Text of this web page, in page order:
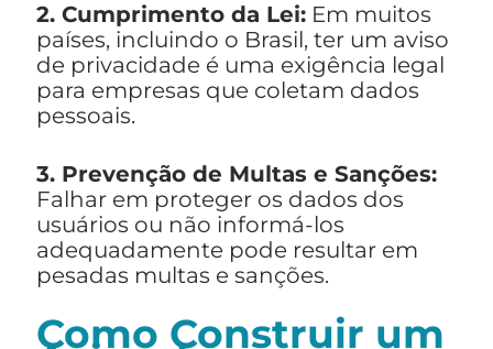
2. Cumprimento da Lei: Em muitos
países, incluindo o Brasil, ter um aviso
de privacidade é uma exigência legal
para empresas que coletam dados
pessoais.
3. Prevenção de Multas e Sanções:
Falhar em proteger os dados dos
usuários ou não informá-los
adequadamente pode resultar em
pesadas multas e sanções.
Como Construir um